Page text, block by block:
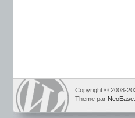
Copyright © 2008-
Theme par NeoEase